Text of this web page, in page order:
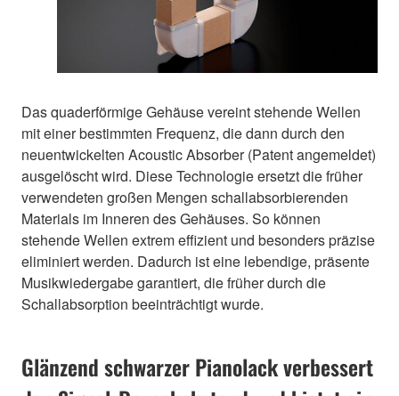
Das quaderförmige Gehäuse vereint stehende Wellen
mit einer bestimmten Frequenz, die dann durch den
neuentwickelten Acoustic Absorber (Patent angemeldet)
ausgelöscht wird. Diese Technologie ersetzt die früher
verwendeten großen Mengen schallabsorbierenden
Materials im Inneren des Gehäuses. So können
stehende Wellen extrem effizient und besonders präzise
eliminiert werden. Dadurch ist eine lebendige, präsente
Musikwiedergabe garantiert, die früher durch die
Schallabsorption beeinträchtigt wurde.
Glänzend schwarzer Pianolack verbessert